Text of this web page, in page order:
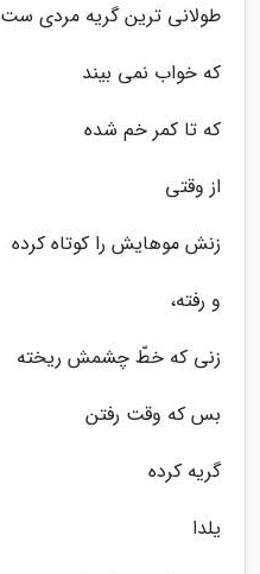
طولانى ترین گریه مردى ست
که خواب نمى بیند
که تا کمر خم شده
از وقتى
زنش موهایش را کوتاه کرده
و رفته،
زنى که خطّ چشمش ریخته
بس که وقت رفتن
گریه کرده
یلدا